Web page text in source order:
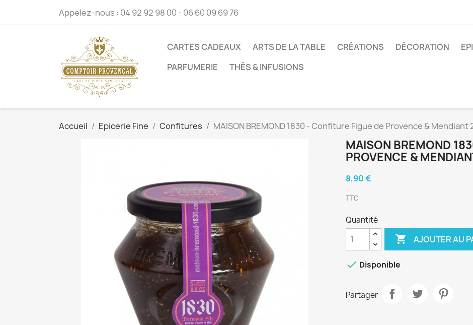
Appelez-nous : 04 92 92 98 00 - 06 60 09 69 76
CARTES CADEAUX ARTS DE LA TABLE CRÉATIONS DÉCORATION
PARFUMERIE
THÉS & INFUSIONS
Accueil Epicerie Fine Confitures MAISON BREMOND 1830 - Confiture Figue de Provence & Mendiant
MAISON BREMOND
PROVENCE &
8,90 €
TTC
Quantité
 AJOUTER AU
 Disponible
Partager